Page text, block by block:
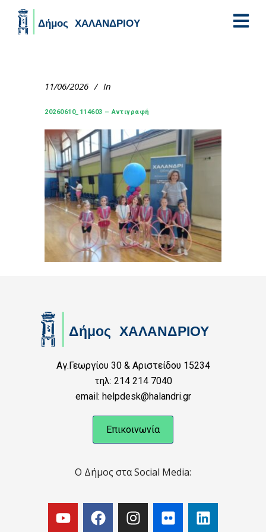
11/06/2026 In
20260610_114603 – Αντιγραφή
Αγ.Γεωργίου 30 & Αριστείδου 15234
τηλ: 214 214 7040
email: helpdesk@halandri.gr
Επικοινωνία
Ο Δήμος στα Social Media: